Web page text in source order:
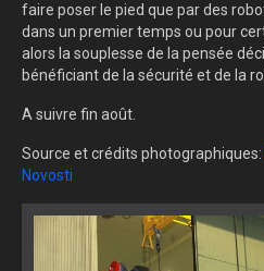
faire poser le pied que par des
dans un premier temps ou pour
alors la souplesse de la pensée
bénéficiant de la sécurité et de la
A suivre fin août.
Source et crédits photographiques:
Novosti